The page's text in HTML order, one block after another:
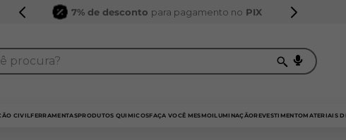
7% de desconto para pagamento no PIX
CIVILFERRAMENTASPRODUTOS QUIMICOSFAÇA VOCÊ MESMOILUMINAÇÃOREVESTIMENTOMATERIAIS
1º
sarrafo